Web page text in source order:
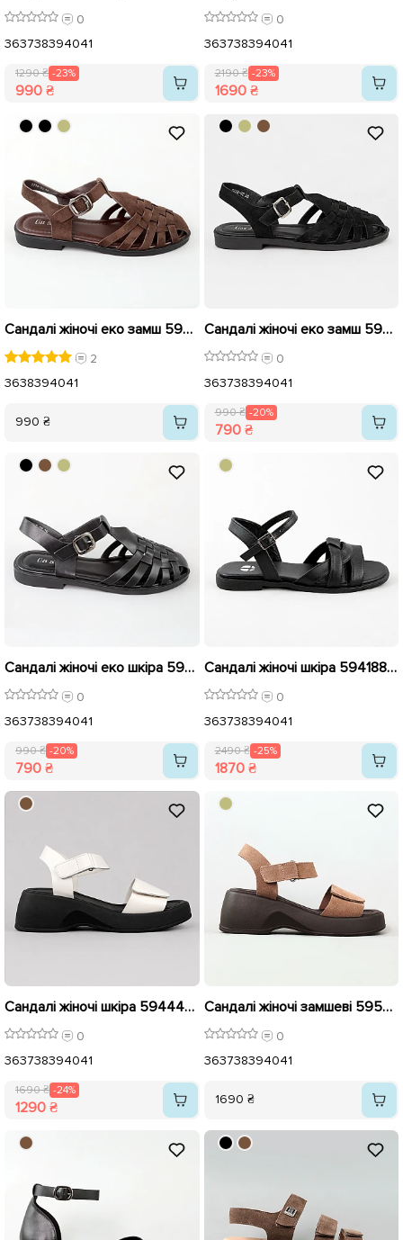
0
363738394041
1290 ₴ -23%
990 ₴
0
363738394041
2190 ₴ -23%
1690 ₴
Сандалі жіночі еко замш 594720 Коричневі
2
3638394041
990 ₴
Сандалі жіночі еко замш 594719 Чорні розпродаж
0
363738394041
990 ₴ -20%
790 ₴
Сандалі жіночі еко шкіра 594718 Чорні розпродаж
0
363738394041
990 ₴ -20%
790 ₴
Сандалі жіночі шкіра 594188 Чорні розпродаж
0
363738394041
2490 ₴ -25%
1870 ₴
Сандалі жіночі шкіра 594443 Бежеві розпродаж
0
363738394041
1690 ₴ -24%
1290 ₴
Сандалі жіночі замшеві 595596 Лате коричневі
0
363738394041
1690 ₴